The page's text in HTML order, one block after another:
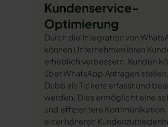
Kundenservice-
Optimierung
Durch die Integration von
können Unternehmen ihren
erheblich verbessern. Kunden
über WhatsApp Anfragen
Dubb als Tickets erfasst und
werden. Dies ermöglicht eine
und effizientere Kommunikation,
einer höheren